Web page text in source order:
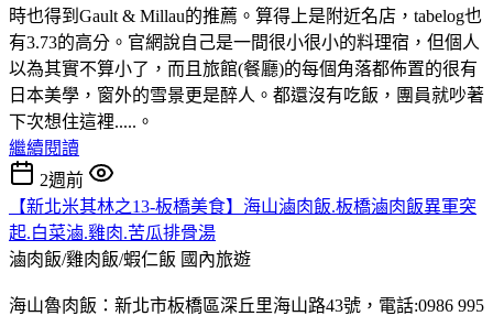
時也得到Gault & Millau的推薦。算得上是附近名店，tabelog也
有3.73的高分。官網說自己是一間很小很小的料理宿，但個人
以為其實不算小了，而且旅館(餐廳)的每個角落都佈置的很有
日本美學，窗外的雪景更是醉人。都還沒有吃飯，團員就吵著
下次想住這裡.....。
繼續閱讀
2週前
【新北米其林之13-板橋美食】海山滷肉飯.板橋滷肉飯異軍突
起.白菜滷.雞肉.苦瓜排骨湯
滷肉飯/雞肉飯/蝦仁飯 國內旅遊
海山魯肉飯：新北市板橋區深丘里海山路43號，電話:0986 995